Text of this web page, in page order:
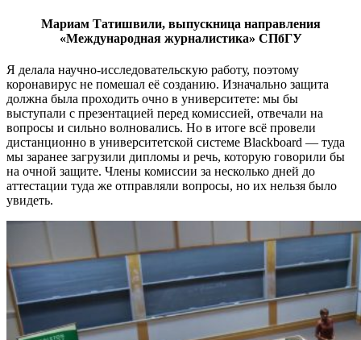
Мариам Татишвили, выпускница направления
«Международная журналистика» СПбГУ
Я делала научно-исследовательскую работу, поэтому
коронавирус не помешал её созданию. Изначально защита
должна была проходить очно в университете: мы бы
выступали с презентацией перед комиссией, отвечали на
вопросы и сильно волновались. Но в итоге всё провели
дистанционно в университетской системе Blackboard — туда
мы заранее загрузили дипломы и речь, которую говорили бы
на очной защите. Члены комиссии за несколько дней до
аттестации туда же отправляли вопросы, но их нельзя было
увидеть.